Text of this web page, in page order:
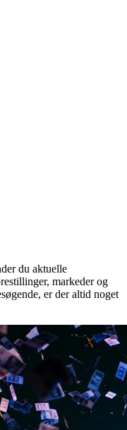
du aktuelle
markeder og
er der altid noget